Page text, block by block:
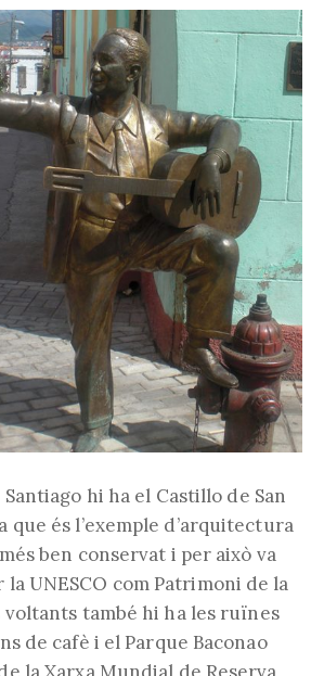
hi ha el Castillo de San
que és l’exemple d’arquitectura
ben conservat i per això va
UNESCO com Patrimoni de la
voltants també hi ha les ruïnes
de cafè i el Parque Baconao